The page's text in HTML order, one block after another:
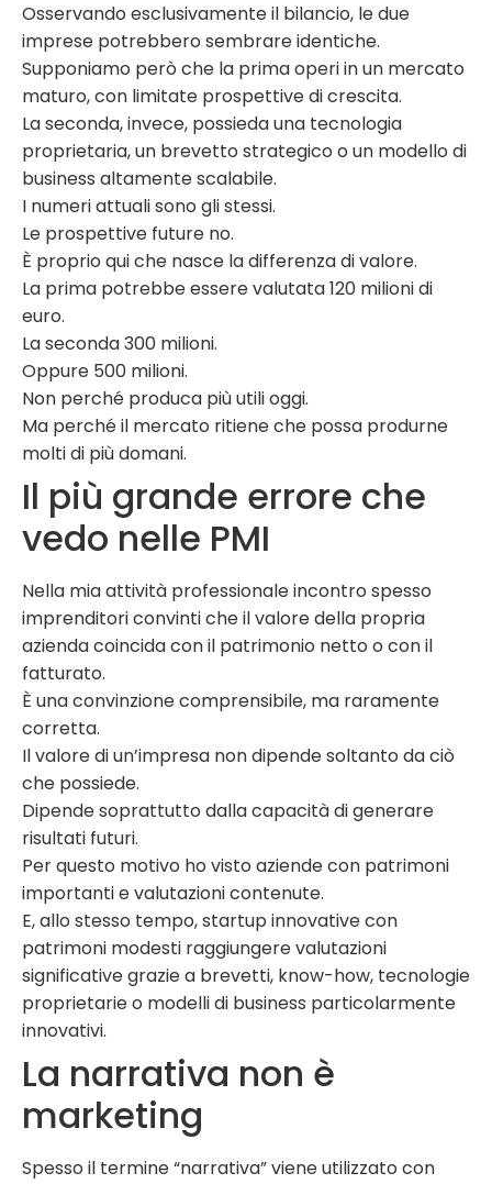
Osservando esclusivamente il bilancio, le due
imprese potrebbero sembrare identiche.
Supponiamo però che la prima operi in un mercato
maturo, con limitate prospettive di crescita.
La seconda, invece, possieda una tecnologia
proprietaria, un brevetto strategico o un modello di
business altamente scalabile.
I numeri attuali sono gli stessi.
Le prospettive future no.
È proprio qui che nasce la differenza di valore.
La prima potrebbe essere valutata 120 milioni di
euro.
La seconda 300 milioni.
Oppure 500 milioni.
Non perché produca più utili oggi.
Ma perché il mercato ritiene che possa produrne
molti di più domani.
Il più grande errore che
vedo nelle PMI
Nella mia attività professionale incontro spesso
imprenditori convinti che il valore della propria
azienda coincida con il patrimonio netto o con il
fatturato.
È una convinzione comprensibile, ma raramente
corretta.
Il valore di un’impresa non dipende soltanto da ciò
che possiede.
Dipende soprattutto dalla capacità di generare
risultati futuri.
Per questo motivo ho visto aziende con patrimoni
importanti e valutazioni contenute.
E, allo stesso tempo, startup innovative con
patrimoni modesti raggiungere valutazioni
significative grazie a brevetti, know-how, tecnologie
proprietarie o modelli di business particolarmente
innovativi.
La narrativa non è
marketing
Spesso il termine “narrativa” viene utilizzato con